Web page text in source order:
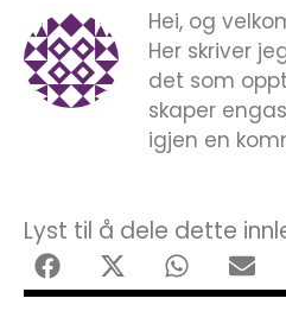
Hei, og
Her skriver
det som
skaper
igjen en
Lyst til å dele dette